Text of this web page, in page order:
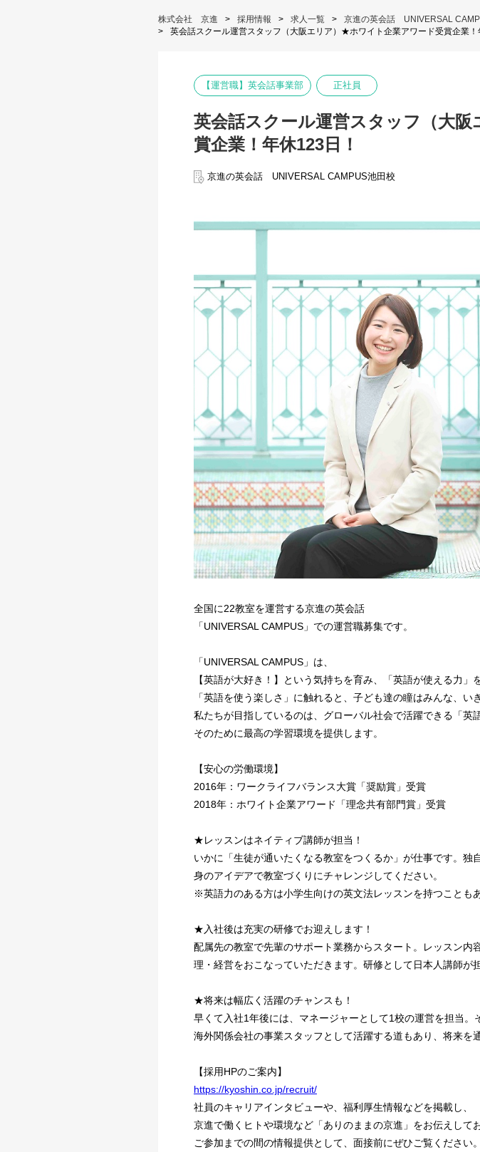
株式会社 京進 採用情報 求人一覧
京進の英会話 UNIVERSAL
英会話スクール運営スタッフ（大阪エリア）★ホワイト企業アワード受賞企業！
【運営職】英会話事業部 正社員
英会話スクール運営スタッフ（大
賞企業！年休123日！
京進の英会話 UNIVERSAL CAMPUS池田校
全国に22教室を運営する京進の英会話
「UNIVERSAL CAMPUS」での運営職募集です。
「UNIVERSAL CAMPUS」は、
【英語が大好き！】という気持ちを育み、「英語が使える力」
「英語を使う楽しさ」に触れると、子ども達の瞳はみんな、い
私たちが目指しているのは、グローバル社会で活躍できる「英
そのために最高の学習環境を提供します。
【安心の労働環境】
2016年：ワークライフバランス大賞「奨励賞」受賞
2018年：ホワイト企業アワード「理念共有部門賞」受賞
★レッスンはネイティブ講師が担当！
いかに「⽣徒が通いたくなる教室をつくるか」が仕事です。
⾝のアイデアで教室づくりにチャレンジしてください。
※英語⼒のある⽅は⼩学⽣向けの英⽂法レッスンを持つことも
★⼊社後は充実の研修でお迎えします！
配属先の教室で先輩のサポート業務からスタート。レッスン
理・経営をおこなっていただきます。研修として⽇本⼈講師が
★将来は幅広く活躍のチャンスも！
早くて⼊社1年後には、マネージャーとして1校の運営を担当。
海外関係会社の事業スタッフとして活躍する道もあり、将来を
【採用HPのご案内】
https://kyoshin.co.jp/recruit/
社員のキャリアインタビューや、福利厚生情報などを掲載し、
京進で働くヒトや環境など「ありのままの京進」をお伝えして
ご参加までの間の情報提供として、面接前にぜひご覧ください。